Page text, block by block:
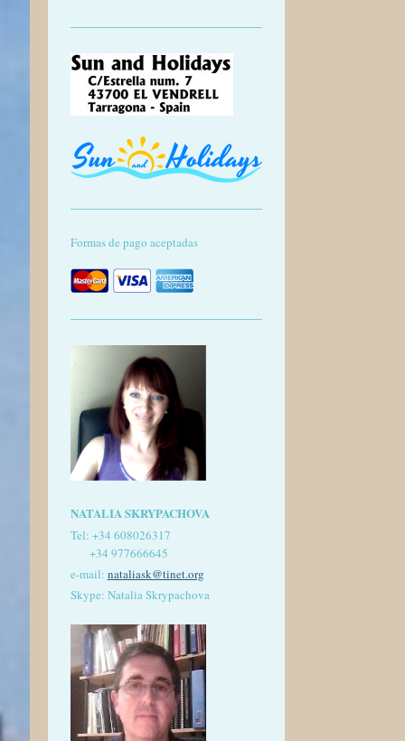
Formas de pago aceptadas
NATALIA SKRYPACHOVA
Tel: +34 608026317
+34 977666645
e-mail: nataliask@tinet.org
Skype: Natalia Skrypachova